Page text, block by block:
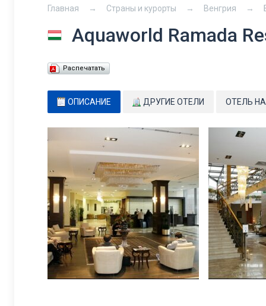
Главная Страны и курорты Венгрия
Aquaworld Ramada
Распечатать
ОПИСАНИЕ ДРУГИЕ ОТЕЛИ ОТЕЛЬ